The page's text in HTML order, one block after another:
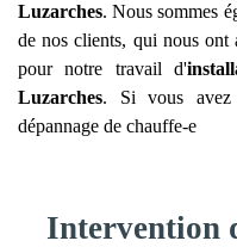
Luzarches. Nous sommes
de nos clients, qui nous ont
pour notre travail d'
Luzarches. Si vous avez
dépannage de chauffe-e
Intervention